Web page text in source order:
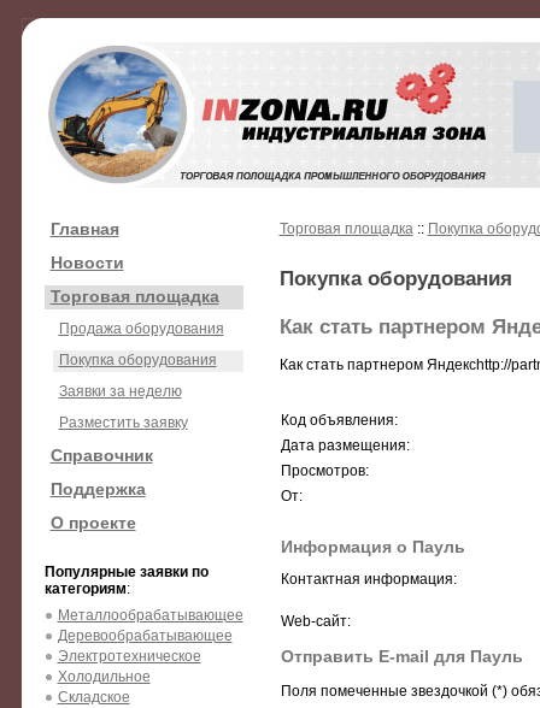
Главная
Новости
Торговая площадка
Продажа оборудования
Покупка оборудования
Заявки за неделю
Разместить заявку
Справочник
Поддержка
О проекте
Популярные заявки по
категориям:
Металлообрабатывающее
Деревообрабатывающее
Электротехническое
Холодильное
Складское
Торговая площадка:: Покупка
Покупка оборудования
Как стать партнером
Как стать партнером Яндексhttp://
Код объявления:
Дата размещения:
Просмотров:
От:
Информация о Пауль
Контактная информация:
Web-сайт:
Отправить E-mail для Пауль
Поля помеченные звездочкой (*)